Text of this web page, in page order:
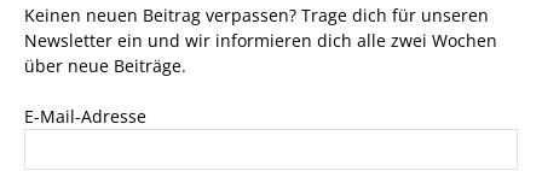
Keinen neuen Beitrag verpassen? Trage dich für unseren
Newsletter ein und wir informieren dich alle zwei Wochen
über neue Beiträge.
E-Mail-Adresse